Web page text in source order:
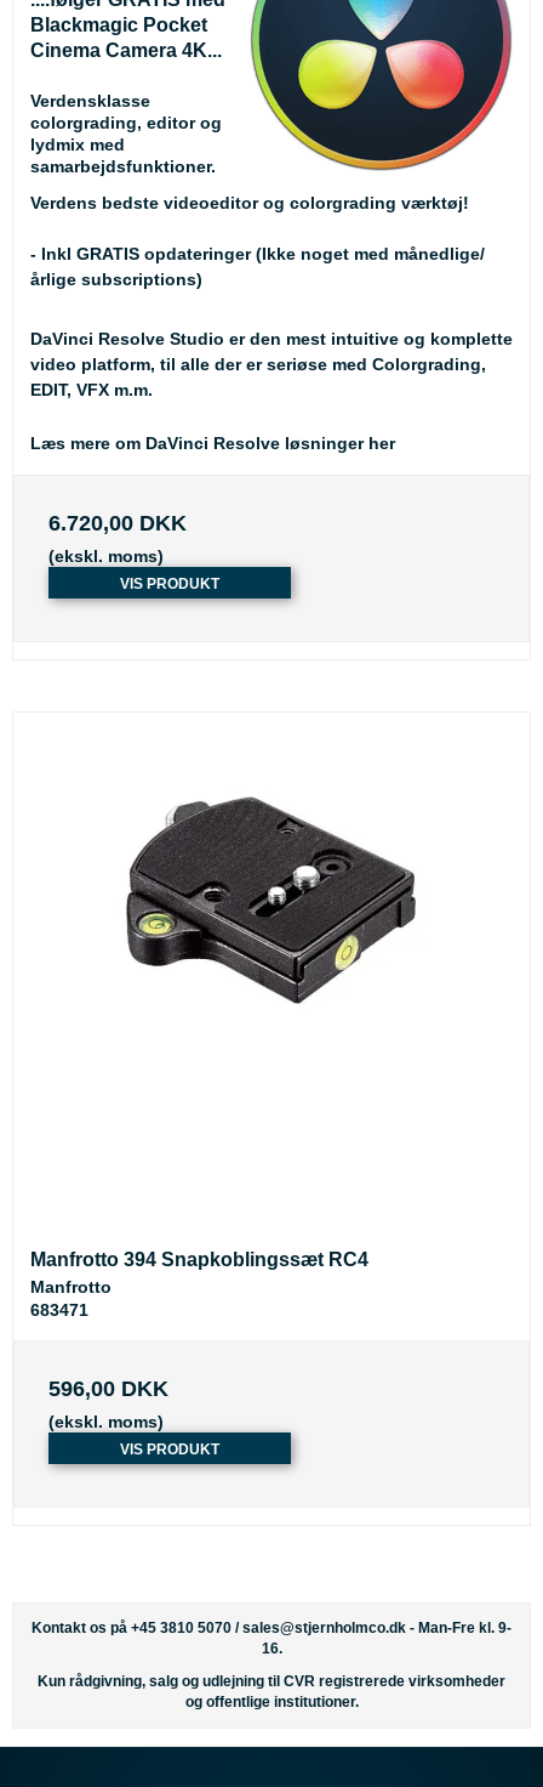
Blackmagic Pocket
Cinema Camera 4K...
Verdensklasse
colorgrading, editor og
lydmix med
samarbejdsfunktioner.
Verdens bedste videoeditor og colorgrading værktøj!
- Inkl GRATIS opdateringer (Ikke noget med månedlige/
årlige subscriptions)
DaVinci Resolve Studio er den mest intuitive og komplette
video platform, til alle der er seriøse med Colorgrading,
EDIT, VFX m.m.
Læs mere om DaVinci Resolve løsninger her
6.720,00 DKK
(ekskl. moms)
VIS PRODUKT
Manfrotto 394 Snapkoblingssæt RC4
Manfrotto
683471
596,00 DKK
(ekskl. moms)
VIS PRODUKT
Kontakt os på +45 3810 5070 /sales@stjernholmco.dk - Man-Fre kl. 9-
16.
Kun rådgivning, salg og udlejning til CVR registrerede virksomheder
og offentlige institutioner.